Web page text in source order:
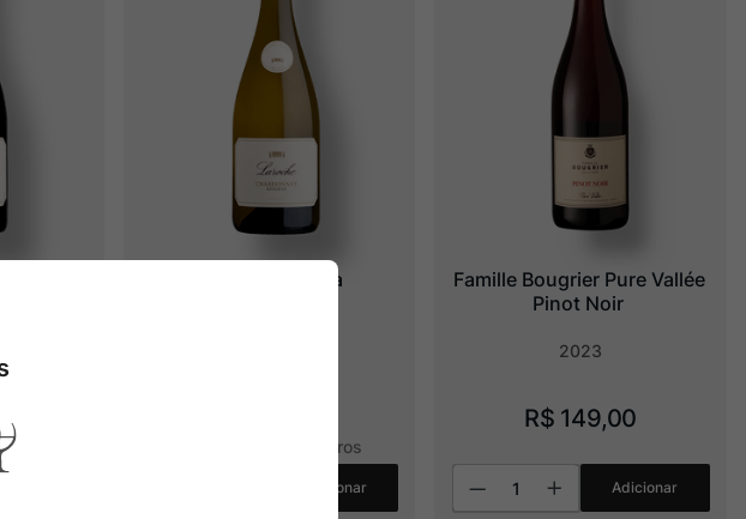
juros
Laroche Reserva
sem juros
Adicionar
Famille Bougrier Pure Vallée
Pinot Noir
2023
R$ 149,00
Adicionar